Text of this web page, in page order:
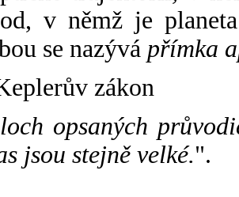
v němž je
se nazývá přímka
zákon
opsaných
jsou stejně velké.".